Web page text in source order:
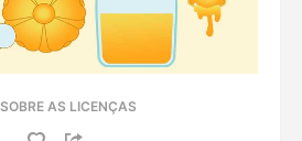
SOBRE AS LICENÇAS